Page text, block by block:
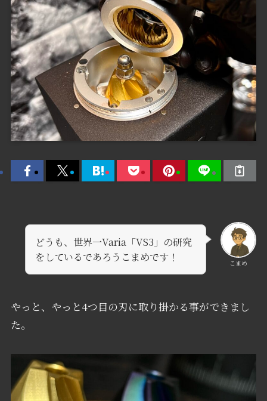
こまめ
どうも、世界一Varia「VS3」の研究
をしているであろうこまめです！
やっと、やっと4つ目の刃に取り掛かる事ができまし
た。